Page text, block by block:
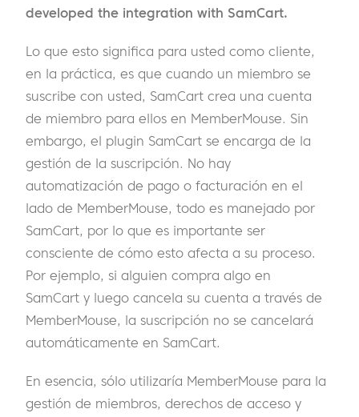
developed the integration with SamCart.
Lo que esto significa para usted como cliente,
en la práctica, es que cuando un miembro se
suscribe con usted, SamCart crea una cuenta
de miembro para ellos en MemberMouse. Sin
embargo, el plugin SamCart se encarga de la
gestión de la suscripción. No hay
automatización de pago o facturación en el
lado de MemberMouse, todo es manejado por
SamCart, por lo que es importante ser
consciente de cómo esto afecta a su proceso.
Por ejemplo, si alguien compra algo en
SamCart y luego cancela su cuenta a través de
MemberMouse, la suscripción no se cancelará
automáticamente en SamCart.
En esencia, sólo utilizaría MemberMouse para la
gestión de miembros, derechos de acceso y